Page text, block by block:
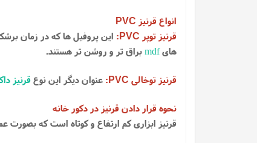
انواع قرنیز PVC
قرنیز توپر PVC
: این پروفیل ها که در زمان
هایmdfبراق تر و روشن تر هستند.
قرنیز توخالی PVC
: عنوان دیگر این نوعقرنیز
نحوه قرار دادن قرنیز در دکور خانه
قرنیز ابزاری کم ارتفاع و کوتاه است که بصورت